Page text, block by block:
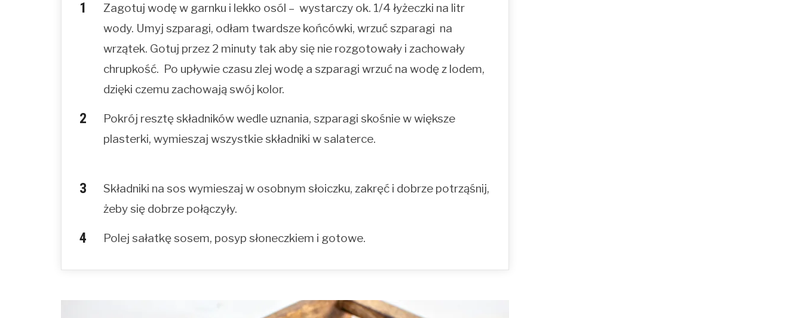
Zagotuj wodę w garnku i lekko osól – wystarczy ok. 1/4 łyżeczki na litr
wody. Umyj szparagi, odłam twardsze końcówki, wrzuć szparagi na
wrzątek. Gotuj przez 2 minuty tak aby się nie rozgotowały i zachowały
chrupkość. Po upływie czasu zlej wodę a szparagi wrzuć na wodę z lodem,
dzięki czemu zachowają swój kolor.
Pokrój resztę składników wedle uznania, szparagi skośnie w większe
plasterki, wymieszaj wszystkie składniki w salaterce.
Składniki na sos wymieszaj w osobnym słoiczku, zakręć i dobrze potrząśnij,
żeby się dobrze połączyły.
Polej sałatkę sosem, posyp słoneczkiem i gotowe.